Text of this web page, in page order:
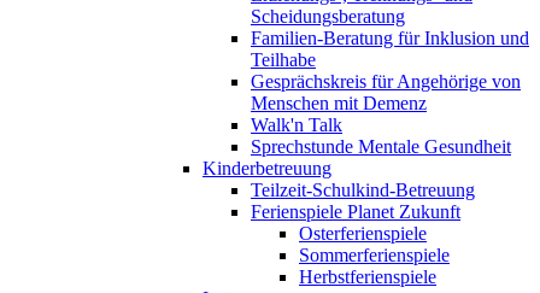
Scheidungsberatung
Familien-Beratung für Inklusion und
Teilhabe
Gesprächskreis für Angehörige von
Menschen mit Demenz
Walk'n Talk
Sprechstunde Mentale Gesundheit
Kinderbetreuung
Teilzeit-Schulkind-Betreuung
Ferienspiele Planet Zukunft
Osterferienspiele
Sommerferienspiele
Herbstferienspiele